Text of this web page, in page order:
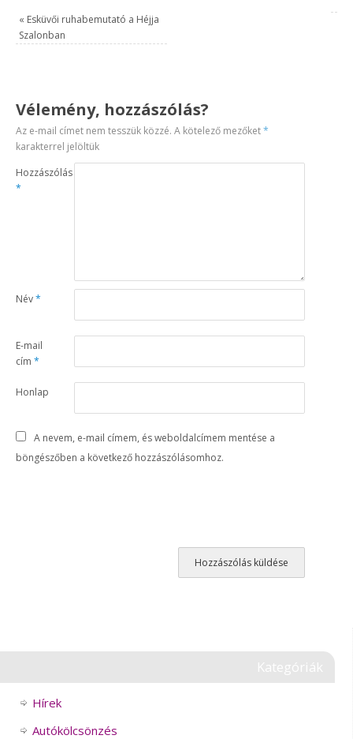
« Esküvői ruhabemutató a Héjja
Szalonban
Vélemény, hozzászólás?
Az e-mail címet nem tesszük közzé. A kötelező mezőket*
karakterrel jelöltük
Hozzászólás
*
Név*
E-mail
cím*
Honlap
A nevem, e-mail címem, és weboldalcímem mentése a
böngészőben a következő hozzászólásomhoz.
Kategóriák
Hírek
Autókölcsönzés